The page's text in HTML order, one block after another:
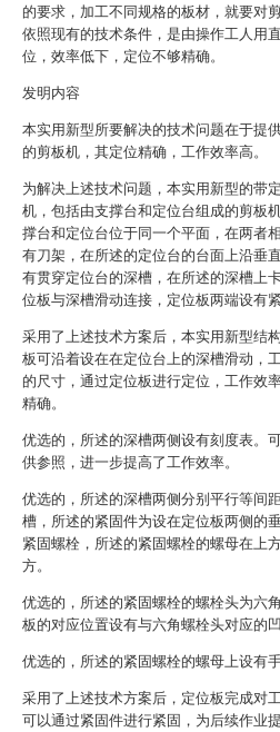
的要求，加工不同规格的板材，就要对
依照现有的技术条件，是由操作工人用
位，效率低下，定位不够精确。
发明内容
本实用新型所要解决的技术问题在于提
的剪板机，其定位精确，工作效率高。
为解决上述技术问题，本实用新型的带
机，包括由支撑台和定位台组成的剪板
撑台和定位台位于同一个平面，在两者
有刀架，在所述的定位台的台面上沿垂
有贯穿定位台的深槽，在所述的深槽上
位板与深槽滑动连接，定位板两端设有紧
采用了上述技术方案后，本实用新型结
板可沿着设在在定位台上的深槽滑动，
的尺寸，通过定位板进行定位，工作效
精确。
优选的，所述的深槽两侧设有刻度表。
供参照，进一步提高了工作效率。
优选的，所述的深槽两侧分别平行等间
槽，所述的紧固件为设在定位板两侧的
紧固螺栓，所述的紧固螺栓的螺母在上
方。
优选的，所述的紧固螺栓的螺栓头为六
板的对应位置设有与六角螺栓头对应的凹
优选的，所述的紧固螺栓的螺母上设有手
采用了上述技术方案后，定位板完成对
可以通过紧固件进行紧固，为后续作业